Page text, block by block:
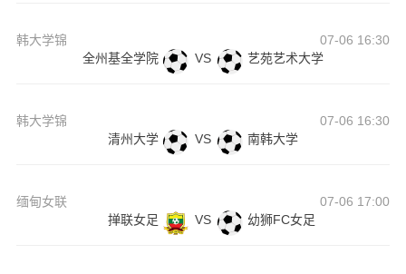
韩大学锦
07-06 16:30
全州基全学院
VS 艺苑艺术大学
韩大学锦
07-06 16:30
清州大学
VS 南韩大学
缅甸女联
07-06 17:00
掸联女足
VS 幼狮FC女足